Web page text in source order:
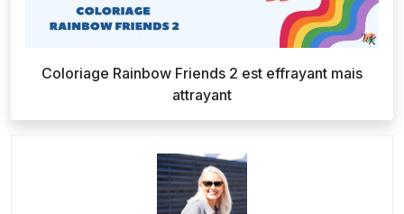
Coloriage Rainbow Friends 2 est effrayant mais
attrayant